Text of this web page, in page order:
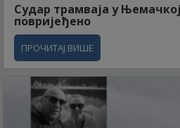
Судар трамваја у
повријеђено
ПРОЧИТАЈ ВИШЕ